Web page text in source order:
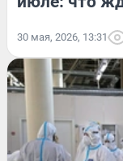
30 мая, 2026, 13:31